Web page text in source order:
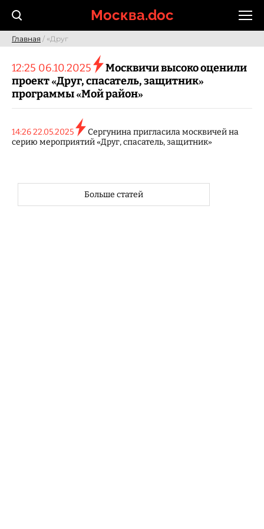
Москва.doc
Главная / «Друг
12:25 06.10.2025
Москвичи высоко оценили
проект «Друг, спасатель, защитник»
программы «Мой район»
14:26 22.05.2025
Сергунина пригласила москвичей на
серию мероприятий «Друг, спасатель, защитник»
Больше статей